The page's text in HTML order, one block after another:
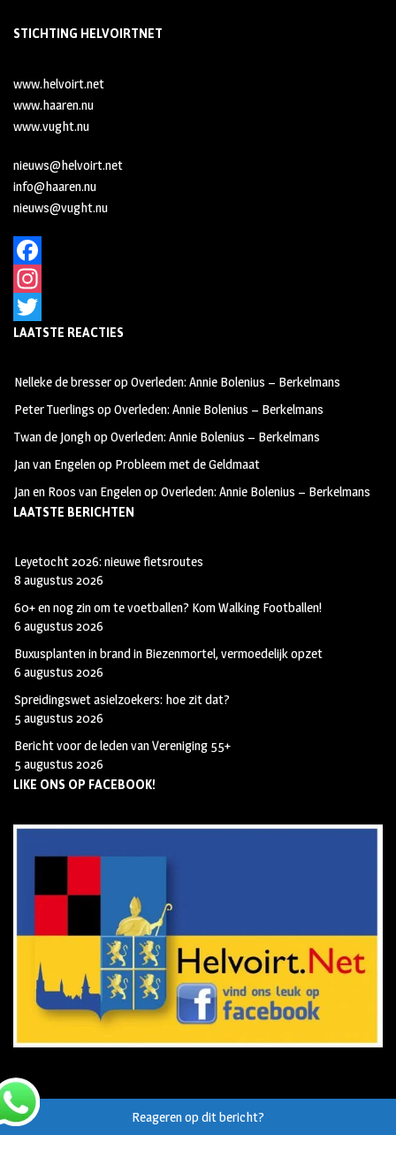
STICHTING HELVOIRTNET
www.helvoirt.net
www.haaren.nu
www.vught.nu
nieuws@helvoirt.net
info@haaren.nu
nieuws@vught.nu
F
a
c
b
k
n
t
r
a
T
i
e
r
LAATSTE REACTIES
Nelleke de bresseropOverleden: Annie Bolenius – Berkelmans
Peter Tuerlings opOverleden: Annie Bolenius – Berkelmans
Twan de JonghopOverleden: Annie Bolenius – Berkelmans
Jan van Engelenop Probleem met de Geldmaat
Jan en Roos van EngelenopOverleden: Annie Bolenius – Berkelmans
LAATSTE BERICHTEN
Leyetocht 2026: nieuwe fietsroutes
8 augustus 2026
60+ en nog zin om te voetballen? Kom Walking Footballen!
6 augustus 2026
Buxusplanten in brand in Biezenmortel, vermoedelijk opzet
6 augustus 2026
Spreidingswet asielzoekers: hoe zit dat?
5 augustus 2026
Bericht voor de leden van Vereniging 55+
5 augustus 2026
LIKE ONS OP FACEBOOK!
Reageren op dit bericht?